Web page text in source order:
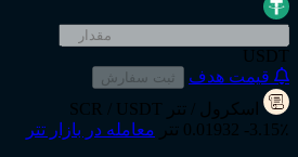
USDT
قیمت هدف
ثبت سفارش
اسکرول / تتر
SCR / USDT
-3.15٪ 0.01932 تتر معامله در بازار تتر